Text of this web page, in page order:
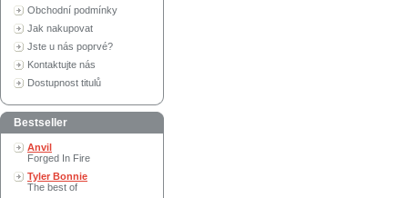
Obchodní podmínky
Jak nakupovat
Jste u nás poprvé?
Kontaktujte nás
Dostupnost titulů
Bestseller
Anvil
Forged In Fire
Tyler Bonnie
The best of